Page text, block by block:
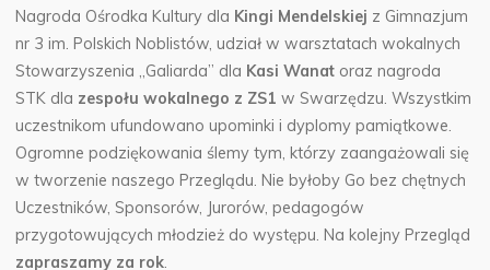
Nagroda Ośrodka Kultury dla Kingi Mendelskiej z Gimnazjum
nr 3 im. Polskich Noblistów, udział w warsztatach wokalnych
Stowarzyszenia „Galiarda” dla Kasi Wanat oraz nagroda
STK dla zespołu wokalnego z ZS1 w Swarzędzu. Wszystkim
uczestnikom ufundowano upominki i dyplomy pamiątkowe.
Ogromne podziękowania ślemy tym, którzy zaangażowali się
w tworzenie naszego Przeglądu. Nie byłoby Go bez chętnych
Uczestników, Sponsorów, Jurorów, pedagogów
przygotowujących młodzież do występu. Na kolejny Przegląd
zapraszamy za rok